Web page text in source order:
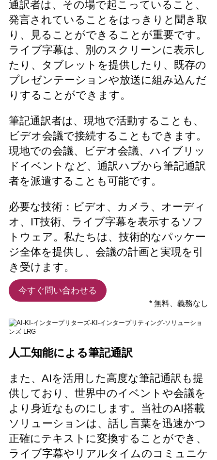
通訳者は、その場で起こっていること、
発言されていることをはっきりと聞き取
り、見ることができることが重要です。
ライブ字幕は、別のスクリーンに表示し
たり、タブレットを提供したり、既存の
プレゼンテーションや放送に組み込んだ
りすることができます。
筆記通訳者は、現地で活動することも、
ビデオ会議で接続することもできます。
現地での会議、ビデオ会議、ハイブリッ
ドイベントなど、通訳ハブから筆記通訳
者を派遣することも可能です。
必要な技術：ビデオ、カメラ、オーディ
オ、IT技術、ライブ字幕を表示するソフ
トウェア。私たちは、技術的なパッケー
ジ全体を提供し、会議の計画と実現を引
き受けます。
今すぐ問い合わせる
* 無料、義務なし
人工知能による筆記通訳
また、AIを活用した高度な筆記通訳も提
供しており、世界中のイベントや会議を
より身近なものにします。当社のAI搭載
ソリューションは、話し言葉を迅速かつ
正確にテキストに変換することができ、
ライブ字幕やリアルタイムのコミュニケ